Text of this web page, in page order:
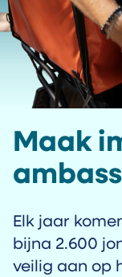
Maak
Elk jaar
bijna 2.600
veilig aan op